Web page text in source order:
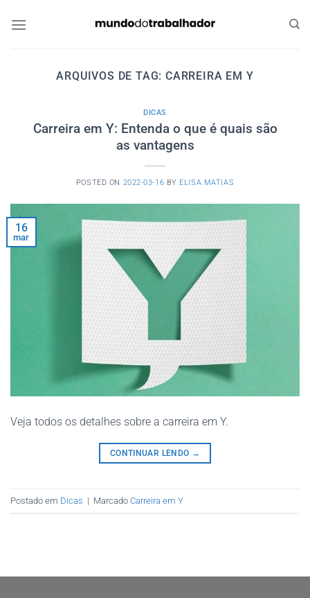
ARQUIVOS DE TAG:CARREIRA EM Y
DICAS
Carreira em Y: Entenda o que é quais são
as vantagens
POSTED ON 2022-03-16 BY ELISA MATIAS
16
mar
Veja todos os detalhes sobre a carreira em Y.
CONTINUAR LENDO →
Postado em Dicas | Marcado Carreira em Y